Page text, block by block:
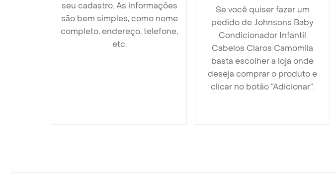
seu cadastro. As informações
são bem simples, como nome
completo, endereço, telefone,
etc.
Se você quiser fazer um
pedido de Johnsons Baby
Condicionador Infantil
Cabelos Claros Camomila
basta escolher a loja onde
deseja comprar o produto e
clicar no botão “Adicionar”.